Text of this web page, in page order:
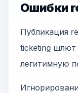
Ошибки
Публикация
ticketing шлют
легитимную